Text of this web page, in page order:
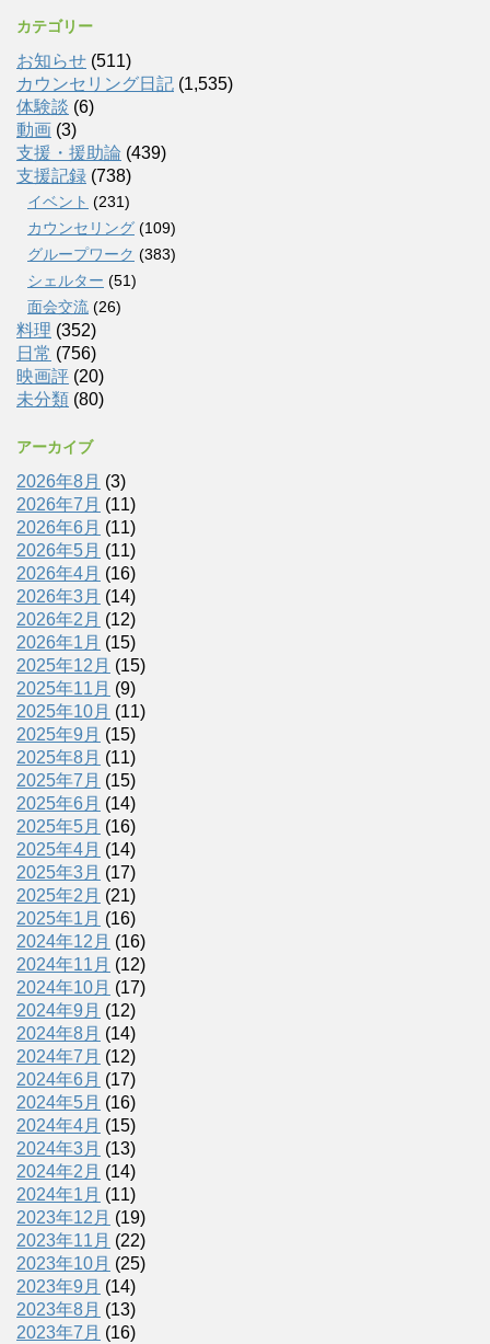
カテゴリー
お知らせ (511)
カウンセリング日記 (1,535)
体験談 (6)
動画 (3)
支援・援助論 (439)
支援記録 (738)
イベント (231)
カウンセリング (109)
グループワーク (383)
シェルター (51)
面会交流 (26)
料理 (352)
日常 (756)
映画評 (20)
未分類 (80)
アーカイブ
2026年8月 (3)
2026年7月 (11)
2026年6月 (11)
2026年5月 (11)
2026年4月 (16)
2026年3月 (14)
2026年2月 (12)
2026年1月 (15)
2025年12月 (15)
2025年11月 (9)
2025年10月 (11)
2025年9月 (15)
2025年8月 (11)
2025年7月 (15)
2025年6月 (14)
2025年5月 (16)
2025年4月 (14)
2025年3月 (17)
2025年2月 (21)
2025年1月 (16)
2024年12月 (16)
2024年11月 (12)
2024年10月 (17)
2024年9月 (12)
2024年8月 (14)
2024年7月 (12)
2024年6月 (17)
2024年5月 (16)
2024年4月 (15)
2024年3月 (13)
2024年2月 (14)
2024年1月 (11)
2023年12月 (19)
2023年11月 (22)
2023年10月 (25)
2023年9月 (14)
2023年8月 (13)
2023年7月 (16)